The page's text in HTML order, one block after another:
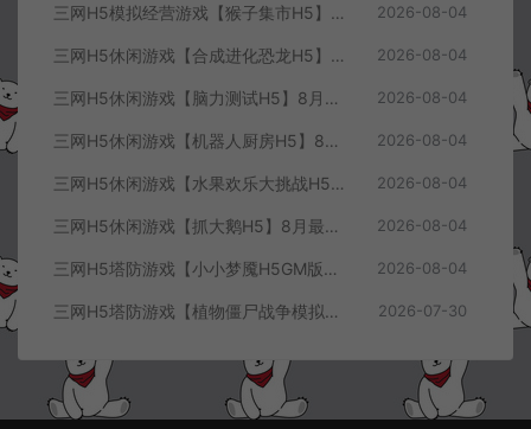
三网H5模拟经营游戏【猴子集市H5】8月最新整理Linux手工服务端+Win一键服务端+解压即玩+简易安卓客户端+详细搭建教程 2026-08-04
三网H5休闲游戏【合成进化恐龙H5】8月最新整理Linux手工服务端+Win一键服务端+解压即玩+简易安卓客户端+详细搭建教程 2026-08-04
三网H5休闲游戏【脑力测试H5】8月最新整理Linux手工服务端+Win一键服务端+解压即玩+简易安卓客户端+详细搭建教程 2026-08-04
三网H5休闲游戏【机器人厨房H5】8月最新整理Linux手工服务端+Win一键服务端+解压即玩+简易安卓客户端+详细搭建教程 2026-08-04
三网H5休闲游戏【水果欢乐大挑战H5】8月最新整理Linux手工服务端+Win一键服务端+解压即玩+简易安卓客户端+详细搭建教程 2026-08-04
三网H5休闲游戏【抓大鹅H5】8月最新整理Linux手工服务端+Win一键服务端+解压即玩+简易安卓客户端+详细搭建教程 2026-08-04
三网H5塔防游戏【小小梦魇H5GM版】7月最新整理Linux手工服务端+Win一键服务端+解压即玩+简易安卓客户端+详细搭建教程 2026-08-04
三网H5塔防游戏【植物僵尸战争模拟器H5】7月最新整理Linux手工服务端+Win一键服务端+解压即玩+简易安卓客户端+详细搭建教程 2026-07-30